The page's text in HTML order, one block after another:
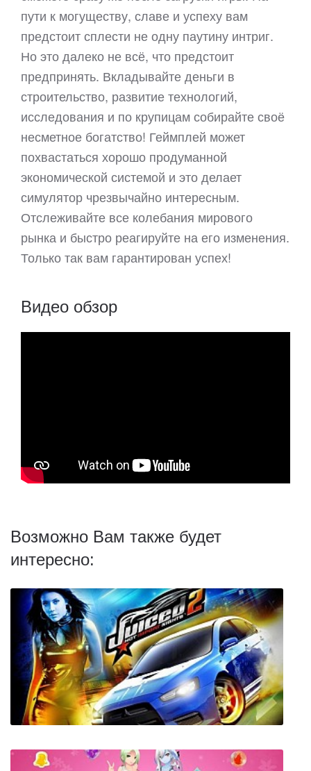
пути к могуществу, славе и успеху вам
предстоит сплести не одну паутину интриг.
Но это далеко не всё, что предстоит
предпринять. Вкладывайте деньги в
строительство, развитие технологий,
исследования и по крупицам собирайте своё
несметное богатство! Геймплей может
похвастаться хорошо продуманной
экономической системой и это делает
симулятор чрезвычайно интересным.
Отслеживайте все колебания мирового
рынка и быстро реагируйте на его изменения.
Только так вам гарантирован успех!
Видео обзор
Возможно Вам также будет
интересно: